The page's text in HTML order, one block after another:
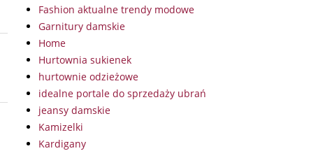
Fashion aktualne trendy modowe
Garnitury damskie
Home
Hurtownia sukienek
hurtownie odzieżowe
idealne portale do sprzedaży ubrań
jeansy damskie
Kamizelki
Kardigany